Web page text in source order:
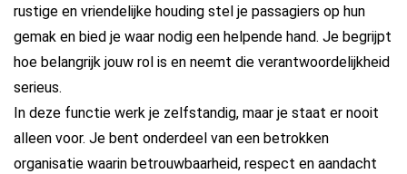
rustige en vriendelijke houding stel je passagiers op hun
gemak en bied je waar nodig een helpende hand. Je begrijpt
hoe belangrijk jouw rol is en neemt die verantwoordelijkheid
serieus.
In deze functie werk je zelfstandig, maar je staat er nooit
alleen voor. Je bent onderdeel van een betrokken
organisatie waarin betrouwbaarheid, respect en aandacht